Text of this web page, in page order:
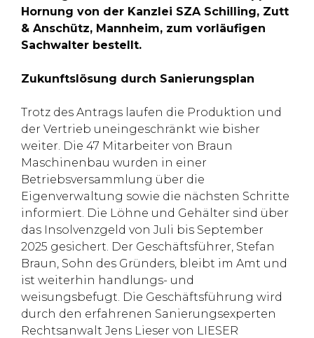
Hornung von der Kanzlei SZA Schilling, Zutt
& Anschütz, Mannheim, zum vorläufigen
Sachwalter bestellt.
Zukunftslösung durch Sanierungsplan
Trotz des Antrags laufen die Produktion und
der Vertrieb uneingeschränkt wie bisher
weiter. Die 47 Mitarbeiter von Braun
Maschinenbau wurden in einer
Betriebsversammlung über die
Eigenverwaltung sowie die nächsten Schritte
informiert. Die Löhne und Gehälter sind über
das Insolvenzgeld von Juli bis September
2025 gesichert. Der Geschäftsführer, Stefan
Braun, Sohn des Gründers, bleibt im Amt und
ist weiterhin handlungs- und
weisungsbefugt. Die Geschäftsführung wird
durch den erfahrenen Sanierungsexperten
Rechtsanwalt Jens Lieser von LIESER